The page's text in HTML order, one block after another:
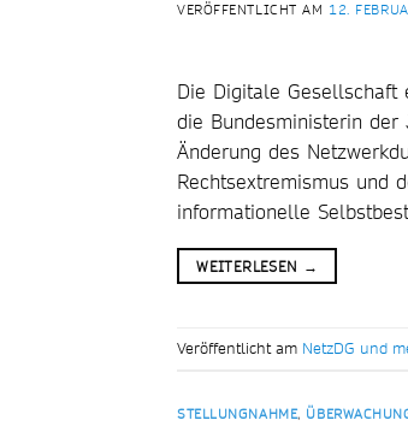
VERÖFFENTLICHT AM 12.
Die Digitale Gesellschaft
die Bundesministerin der
Änderung des
Rechtsextremismus und
informationelle
WEITERLESEN →
Veröffentlicht am NetzDG und
STELLUNGNAHME,